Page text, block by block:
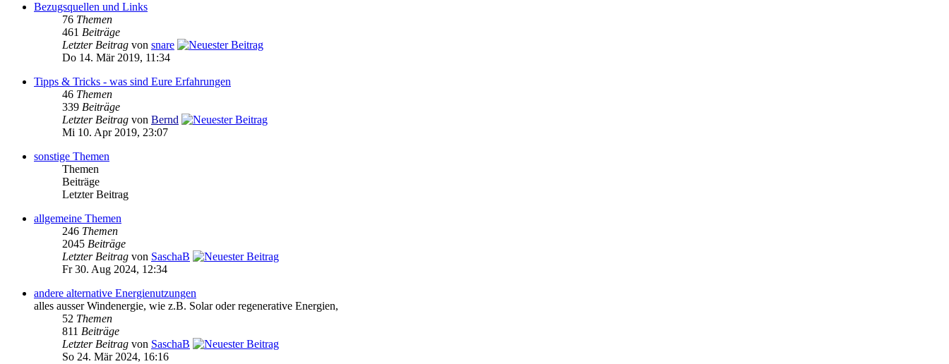
Bezugsquellen und Links
76 Themen
461 Beiträge
Letzter Beitrag von snare
Do 14. Mär 2019, 11:34
Tipps & Tricks - was sind Eure Erfahrungen
46 Themen
339 Beiträge
Letzter Beitrag von Bernd
Mi 10. Apr 2019, 23:07
sonstige Themen
Themen
Beiträge
Letzter Beitrag
allgemeine Themen
246 Themen
2045 Beiträge
Letzter Beitrag von SaschaB
Fr 30. Aug 2024, 12:34
andere alternative Energienutzungen
alles ausser Windenergie, wie z.B. Solar oder regenerative Energien,
52 Themen
811 Beiträge
Letzter Beitrag von SaschaB
So 24. Mär 2024, 16:16